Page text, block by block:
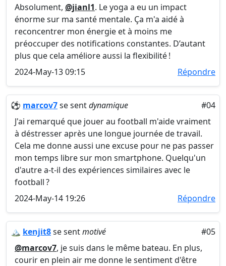
Absolument, @jianl1. Le yoga a eu un impact
énorme sur ma santé mentale. Ça m'a aidé à
reconcentrer mon énergie et à moins me
préoccuper des notifications constantes. D’autant
plus que cela améliore aussi la flexibilité !
2024-May-13 09:15
Répondre
⚽ marcov7se sentdynamique
#04
J'ai remarqué que jouer au football m'aide vraiment
à déstresser après une longue journée de travail.
Cela me donne aussi une excuse pour ne pas passer
mon temps libre sur mon smartphone. Quelqu'un
d'autre a-t-il des expériences similaires avec le
football ?
2024-May-14 19:26
Répondre
🏔️ kenjit8se sentmotivé
#05
@marcov7, je suis dans le même bateau. En plus,
courir en plein air me donne le sentiment d'être